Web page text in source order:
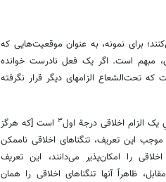
برای نمونه، به عنوان موقعیت‌هایی که
مبهم است. اگر یک فعل نادرست خوانده
تحت‌الشعاع الزامهای دیگر قرار نگرفته
الزام اخلاقی درجة اول۳ است [که هرگز
این تعریف، تنگناهای اخلاقی ناممکن
را امکان‌پذیر می‌دانند، این تعریف
ظاهراً آنها تنگناهای اخلاقی را همان